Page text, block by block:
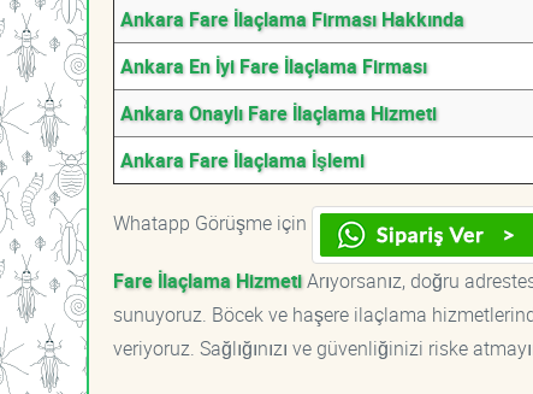
Ankara Fare İlaçlama Firması Hakkında
Ankara En İyi Fare İlaçlama Firması
Ankara Onaylı Fare İlaçlama Hizmeti
Ankara Fare İlaçlama İşlemi
Whatapp Görüşme için
Fare İlaçlama HizmetiArıyorsanız, doğru
sunuyoruz. Böcek ve haşere ilaçlama
veriyoruz. Sağlığınızı ve güvenliğinizi riske